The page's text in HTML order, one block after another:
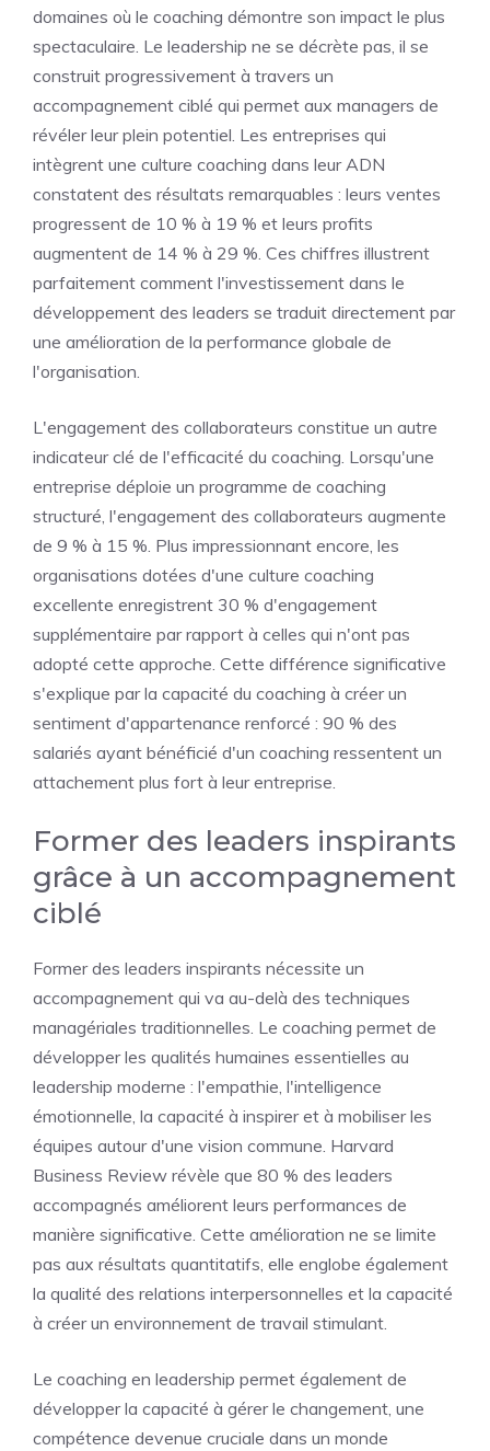
domaines où le coaching démontre son impact le plus
spectaculaire. Le leadership ne se décrète pas, il se
construit progressivement à travers un
accompagnement ciblé qui permet aux managers de
révéler leur plein potentiel. Les entreprises qui
intègrent une culture coaching dans leur ADN
constatent des résultats remarquables : leurs ventes
progressent de 10 % à 19 % et leurs profits
augmentent de 14 % à 29 %. Ces chiffres illustrent
parfaitement comment l'investissement dans le
développement des leaders se traduit directement par
une amélioration de la performance globale de
l'organisation.
L'engagement des collaborateurs constitue un autre
indicateur clé de l'efficacité du coaching. Lorsqu'une
entreprise déploie un programme de coaching
structuré, l'engagement des collaborateurs augmente
de 9 % à 15 %. Plus impressionnant encore, les
organisations dotées d'une culture coaching
excellente enregistrent 30 % d'engagement
supplémentaire par rapport à celles qui n'ont pas
adopté cette approche. Cette différence significative
s'explique par la capacité du coaching à créer un
sentiment d'appartenance renforcé : 90 % des
salariés ayant bénéficié d'un coaching ressentent un
attachement plus fort à leur entreprise.
Former des leaders inspirants
grâce à un accompagnement
ciblé
Former des leaders inspirants nécessite un
accompagnement qui va au-delà des techniques
managériales traditionnelles. Le coaching permet de
développer les qualités humaines essentielles au
leadership moderne : l'empathie, l'intelligence
émotionnelle, la capacité à inspirer et à mobiliser les
équipes autour d'une vision commune. Harvard
Business Review révèle que 80 % des leaders
accompagnés améliorent leurs performances de
manière significative. Cette amélioration ne se limite
pas aux résultats quantitatifs, elle englobe également
la qualité des relations interpersonnelles et la capacité
à créer un environnement de travail stimulant.
Le coaching en leadership permet également de
développer la capacité à gérer le changement, une
compétence devenue cruciale dans un monde